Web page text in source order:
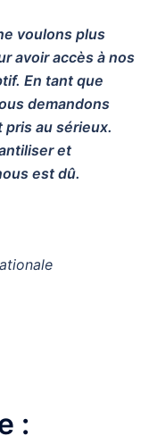
voulons plus
avoir accès à nos
En tant que
demandons
pris au sérieux.
et
est dû.
: